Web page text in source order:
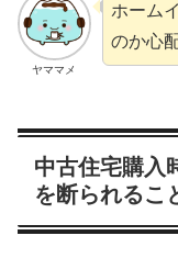
ヤママメ
ホーム
のか心
中古住宅購入
を断られるこ